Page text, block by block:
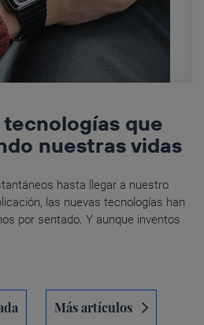
tecnologías que
nuestras vidas
hasta llegar a nuestro
las nuevas tecnologías han
por sentado. Y aunque inventos
Más artículos